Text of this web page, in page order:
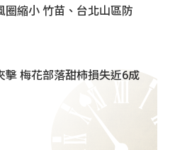
圈縮小 竹苗、台北山區防
擊 梅花部落甜柿損失近6成